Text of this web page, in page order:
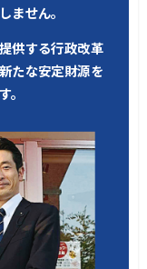
ません。
供する行政改革
たな安定財源を
。